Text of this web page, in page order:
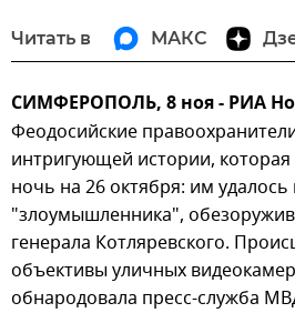
Читать в МАКС
СИМФЕРОПОЛЬ, 8 ноя - РИА
Феодосийские
интригующей истории, которая
ночь на 26 октября: им удалось
"злоумышленника",
генерала Котляревского.
объективы уличных
обнародовала пресс-служба